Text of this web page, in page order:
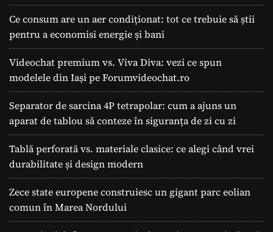
Ce consum are un aer condiționat: tot ce trebuie să știi
pentru a economisi energie și bani
Videochat premium vs. Viva Diva: vezi ce spun
modelele din Iași pe Forumvideochat.ro
Separator de sarcina 4P tetrapolar: cum a ajuns un
aparat de tablou să conteze în siguranța de zi cu zi
Tablă perforată vs. materiale clasice: ce alegi când vrei
durabilitate și design modern
Zece state europene construiesc un gigant parc eolian
comun în Marea Nordului